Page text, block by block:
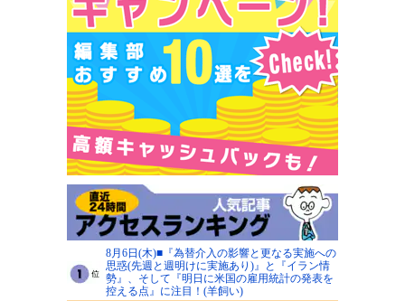
8月6日(木)■『為替介入の影響と更なる実施への
思惑(先週と週明けに実施あり)』と『イラン情
勢』、そして『明日に米国の雇用統計の発表を
控える点』に注目！(羊飼い)